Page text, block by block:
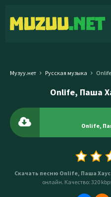
Музуу.нет Русская музыка
Onlife, Паша
Onlife,
Скачать песню Onlife, Паша Хаус
онлайн. Качество: 320